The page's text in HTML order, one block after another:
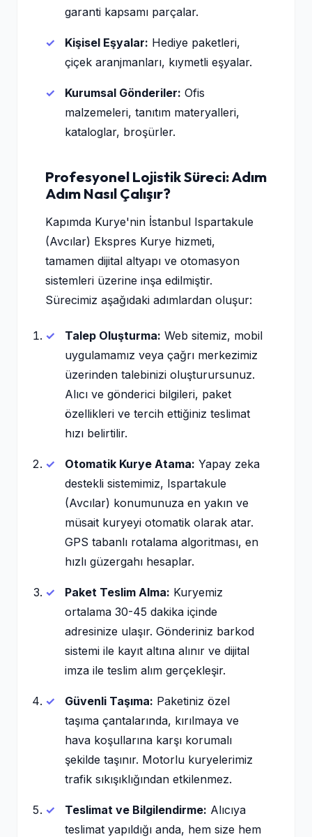
garanti kapsamı parçalar.
Kişisel Eşyalar: Hediye paketleri,
çiçek aranjmanları, kıymetli eşyalar.
Kurumsal Gönderiler: Ofis
malzemeleri, tanıtım materyalleri,
kataloglar, broşürler.
Profesyonel Lojistik Süreci: Adım
Adım Nasıl Çalışır?
Kapımda Kurye'nin İstanbul Ispartakule
(Avcılar) Ekspres Kurye hizmeti,
tamamen dijital altyapı ve otomasyon
sistemleri üzerine inşa edilmiştir.
Sürecimiz aşağıdaki adımlardan oluşur:
Talep Oluşturma: Web sitemiz, mobil
uygulamamız veya çağrı merkezimiz
üzerinden talebinizi oluşturursunuz.
Alıcı ve gönderici bilgileri, paket
özellikleri ve tercih ettiğiniz teslimat
hızı belirtilir.
Otomatik Kurye Atama: Yapay zeka
destekli sistemimiz, Ispartakule
(Avcılar) konumunuza en yakın ve
müsait kuryeyi otomatik olarak atar.
GPS tabanlı rotalama algoritması, en
hızlı güzergahı hesaplar.
Paket Teslim Alma: Kuryemiz
ortalama 30-45 dakika içinde
adresinize ulaşır. Gönderiniz barkod
sistemi ile kayıt altına alınır ve dijital
imza ile teslim alım gerçekleşir.
Güvenli Taşıma: Paketiniz özel
taşıma çantalarında, kırılmaya ve
hava koşullarına karşı korumalı
şekilde taşınır. Motorlu kuryelerimiz
trafik sıkışıklığından etkilenmez.
Teslimat ve Bilgilendirme: Alıcıya
teslimat yapıldığı anda, hem size hem